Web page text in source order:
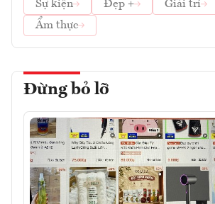
Sự kiện
Đẹp + Giải trí
Ẩm thực
Đừng bỏ lỡ